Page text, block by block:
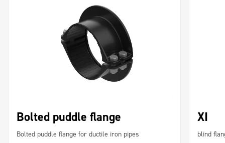
Bolted puddle flange
Bolted puddle flange for ductile iron pipes
XI
blind